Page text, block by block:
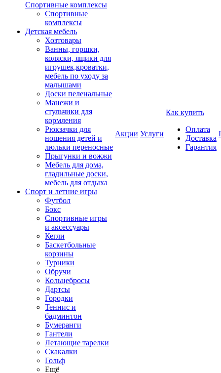
Спортивные комплексы
Спортивные
комплексы
Детская мебель
Хозтовары
Ванны, горшки,
коляски, ящики для
игрушек,кроватки,
мебель по уходу за
малышами
Доски пеленальные
Манежи и
стульчики для
кормления
Рюкзачки для
ношения детей и
люльки переносные
Прыгунки и вожжи
Мебель для дома,
гладильные доски,
мебель для отдыха
Спорт и летние игры
Футбол
Бокс
Спортивные игры
и аксессуары
Кегли
Баскетбольные
корзины
Турники
Обручи
Кольцебросы
Дартсы
Городки
Теннис и
бадминтон
Бумеранги
Гантели
Летающие тарелки
Скакалки
Гольф
Ещё
Акции Услуги
Как купить
Оплата
Доставка
Гарантия